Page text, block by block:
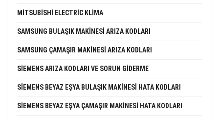
MITSUBISHI ELECTRIC KLIMA
SAMSUNG BULAŞIK MAKINESI ARIZA KODLARI
SAMSUNG ÇAMAŞIR MAKINESI ARIZA KODLARI
SIEMENS ARIZA KODLARI VE SORUN GIDERME
SIEMENS BEYAZ EŞYA BULAŞIK MAKINESI HATA KODLARI
SIEMENS BEYAZ EŞYA ÇAMAŞIR MAKINESI HATA KODLARI